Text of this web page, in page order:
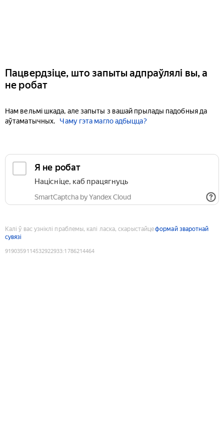
Пацвердзіце, што запыты адпраўлялі вы, а
не робат
Нам вельмі шкада, але запыты з вашай прылады падобныя да
аўтаматычных.
Чаму гэта магло адбыцца?
Я не робат
Націсніце, каб працягнуць
SmartCaptcha by Yandex Cloud
Калі ў вас узніклі праблемы, калі ласка, скарыстайцеформай зваротнай
сувязі
9190359114532922933:1786214464